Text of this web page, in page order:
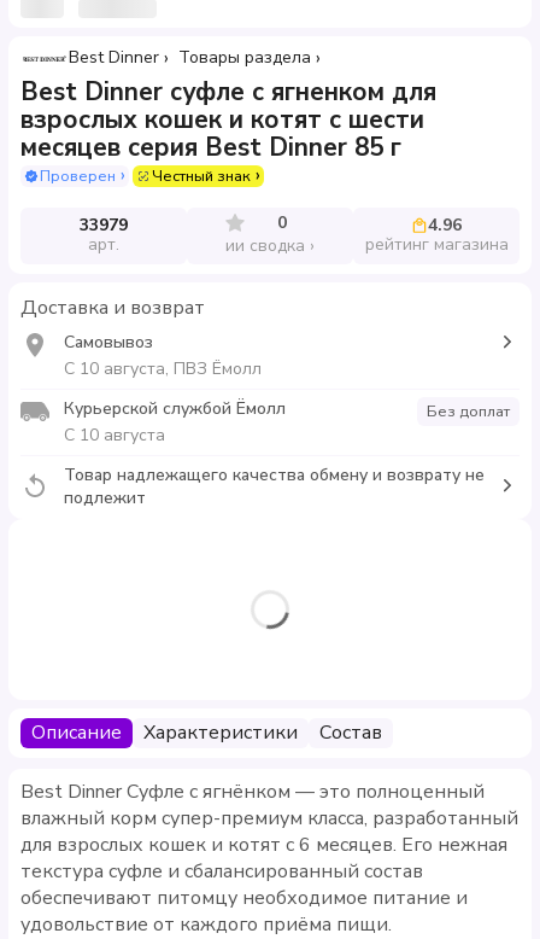
Best Dinner Товары раздела
Best Dinner суфле с ягненком для
взрослых кошек и котят с шести
месяцев серия Best Dinner 85 г
Проверен Честный знак
33979
арт.
0
ии сводка
4.96
рейтинг магазина
Доставка и возврат
Самовывоз
С 10 августа, ПВЗ Ёмолл
Курьерской службой Ёмолл
С 10 августа
Без доплат
Товар надлежащего качества обмену и возврату не
подлежит
Описание Характеристики Состав
Best Dinner Суфле с ягнёнком — это полноценный
влажный корм супер-премиум класса, разработанный
для взрослых кошек и котят с 6 месяцев. Его нежная
текстура суфле и сбалансированный состав
обеспечивают питомцу необходимое питание и
удовольствие от каждого приёма пищи.